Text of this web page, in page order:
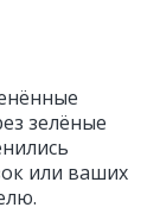
зелёные
или ваших